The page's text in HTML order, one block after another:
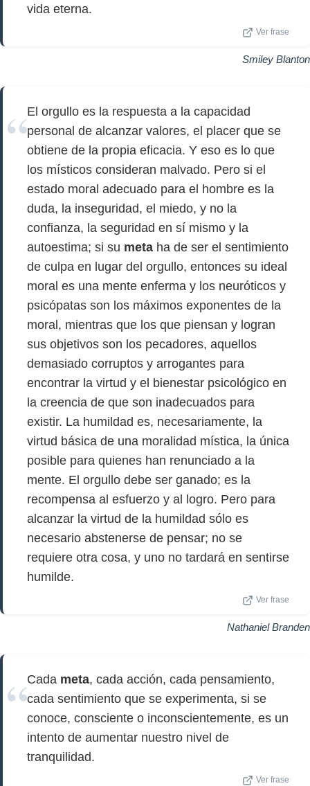
vida eterna.
Ver frase
Smiley Blanton
El orgullo es la respuesta a la capacidad
personal de alcanzar valores, el placer que se
obtiene de la propia eficacia. Y eso es lo que
los místicos consideran malvado. Pero si el
estado moral adecuado para el hombre es la
duda, la inseguridad, el miedo, y no la
confianza, la seguridad en sí mismo y la
autoestima; si su meta ha de ser el sentimiento
de culpa en lugar del orgullo, entonces su ideal
moral es una mente enferma y los neuróticos y
psicópatas son los máximos exponentes de la
moral, mientras que los que piensan y logran
sus objetivos son los pecadores, aquellos
demasiado corruptos y arrogantes para
encontrar la virtud y el bienestar psicológico en
la creencia de que son inadecuados para
existir. La humildad es, necesariamente, la
virtud básica de una moralidad mística, la única
posible para quienes han renunciado a la
mente. El orgullo debe ser ganado; es la
recompensa al esfuerzo y al logro. Pero para
alcanzar la virtud de la humildad sólo es
necesario abstenerse de pensar; no se
requiere otra cosa, y uno no tardará en sentirse
humilde.
Ver frase
Nathaniel Branden
Cada meta, cada acción, cada pensamiento,
cada sentimiento que se experimenta, si se
conoce, consciente o inconscientemente, es un
intento de aumentar nuestro nivel de
tranquilidad.
Ver frase